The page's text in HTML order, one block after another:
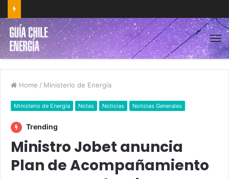
Home / Ministerio de Energía
Ministerio de Energía Notas Noticias Noticias Generales
Trending
Ministro Jobet anuncia
Plan de Acompañamiento